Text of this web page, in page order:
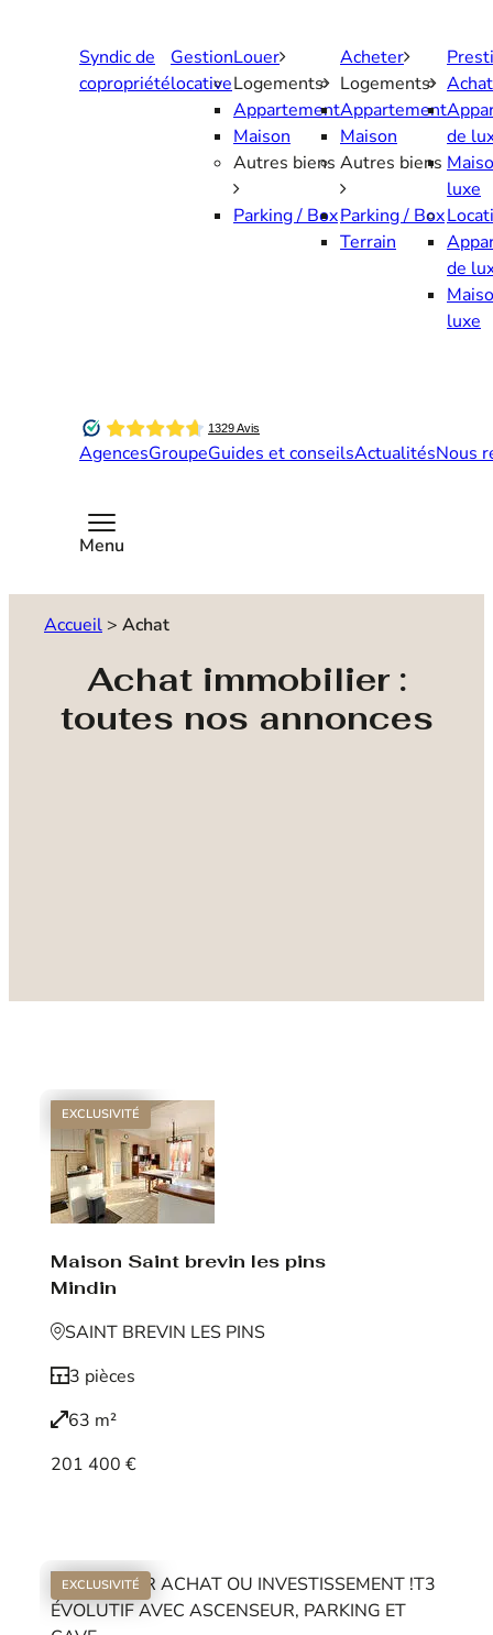
Syndic de
copropriété
Gestion
locative
Louer
Logements
Appartement
Maison
Autres biens
Parking / Box
Acheter
Logements
Appartement
Maison
Autres biens
Parking / Box
Terrain
Achat
de
luxe
de
luxe
AgencesGroupeGuides et conseilsActualitésNous
Menu
Accueil > Achat
Achat immobilier :
toutes nos annonces
EXCLUSIVITÉ
Maison Saint brevin les pins
Mindin
SAINT BREVIN LES PINS
3 pièces
63 m²
201 400 €
EXCLUSIVITÉ